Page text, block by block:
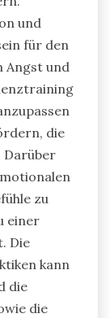
und
für den
Angst und
die
Darüber
zu
einer
Die
kann
die
die